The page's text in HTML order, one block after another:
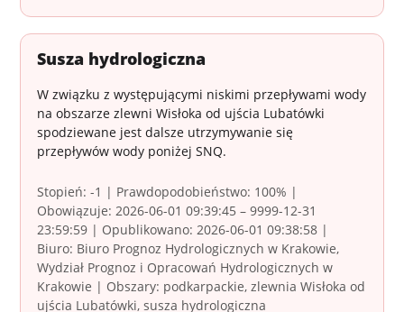
Susza hydrologiczna
W związku z występującymi niskimi przepływami wody
na obszarze zlewni Wisłoka od ujścia Lubatówki
spodziewane jest dalsze utrzymywanie się
przepływów wody poniżej SNQ.
Stopień: -1 | Prawdopodobieństwo: 100% |
Obowiązuje: 2026-06-01 09:39:45 – 9999-12-31
23:59:59 | Opublikowano: 2026-06-01 09:38:58 |
Biuro: Biuro Prognoz Hydrologicznych w Krakowie,
Wydział Prognoz i Opracowań Hydrologicznych w
Krakowie | Obszary: podkarpackie, zlewnia Wisłoka od
ujścia Lubatówki, susza hydrologiczna